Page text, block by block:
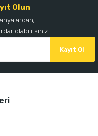
Olun
olabilirsiniz.
Kayıt Ol